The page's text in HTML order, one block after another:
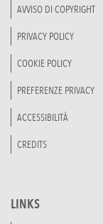
AVVISO DI COPYRIGHT
PRIVACY POLICY
COOKIE POLICY
PREFERENZE PRIVACY
ACCESSIBILITÀ
CREDITS
LINKS